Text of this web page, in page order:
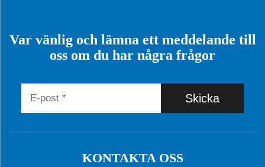
Var vänlig och lämna ett meddelande till
oss om du har några frågor
Skicka
KONTAKTA OSS